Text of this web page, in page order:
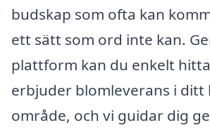
budskap som ofta kan
ett sätt som ord inte kan.
plattform kan du enkelt
erbjuder blomleverans i ditt
område, och vi guidar dig